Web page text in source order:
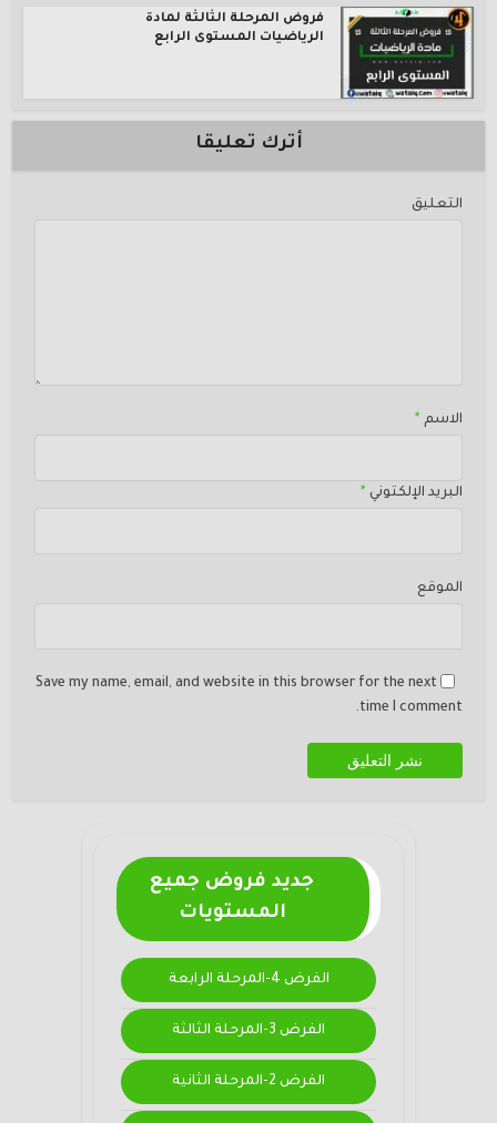
فروض المرحلة الثالثة لمادة
الرياضيات المستوى الرابع
أترك تعليقا
التعليق
الاسم *
البريد الإلكتوني *
الموقع
Save my name, email, and website in this browser for the next
time I comment.
جديد فروض جميع
المستويات
الفرض 4-المرحلة الرابعة
الفرض 3-المرحلة الثالثة
الفرض 2-المرحلة الثانية